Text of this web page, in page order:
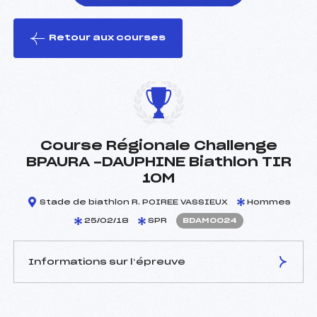
le ski
Retour aux courses
Course Régionale Challenge
BPAURA -DAUPHINE Biathlon TIR
10M
Stade de biathlon R. POIREE VASSIEUX Hommes
25/02/18 SPR BDAM0024
Informations sur l’épreuve